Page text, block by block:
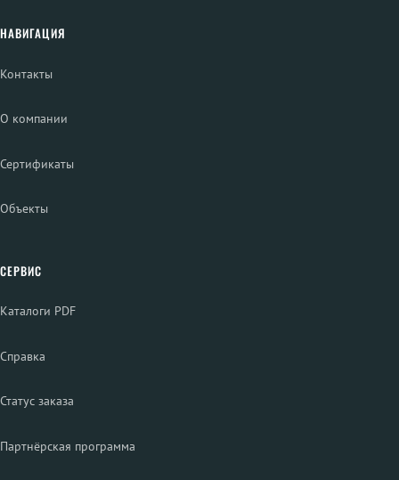
НАВИГАЦИЯ
Контакты
О компании
Сертификаты
Объекты
СЕРВИС
Каталоги PDF
Справка
Статус заказа
Партнёрская программа